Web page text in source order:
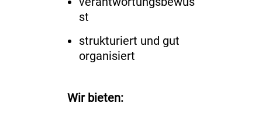
st
strukturiert und gut
organisiert
Wir bieten: